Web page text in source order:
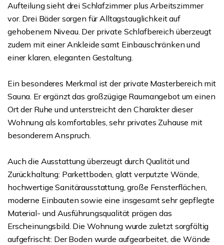
Aufteilung sieht drei Schlafzimmer plus Arbeitszimmer
vor. Drei Bäder sorgen für Alltagstauglichkeit auf
gehobenem Niveau. Der private Schlafbereich überzeugt
zudem mit einer Ankleide samt Einbauschränken und
einer klaren, eleganten Gestaltung.
Ein besonderes Merkmal ist der private Masterbereich mit
Sauna. Er ergänzt das großzügige Raumangebot um einen
Ort der Ruhe und unterstreicht den Charakter dieser
Wohnung als komfortables, sehr privates Zuhause mit
besonderem Anspruch.
Auch die Ausstattung überzeugt durch Qualität und
Zurückhaltung: Parkettboden, glatt verputzte Wände,
hochwertige Sanitärausstattung, große Fensterflächen,
moderne Einbauten sowie eine insgesamt sehr gepflegte
Material- und Ausführungsqualität prägen das
Erscheinungsbild. Die Wohnung wurde zuletzt sorgfältig
aufgefrischt: Der Boden wurde aufgearbeitet, die Wände